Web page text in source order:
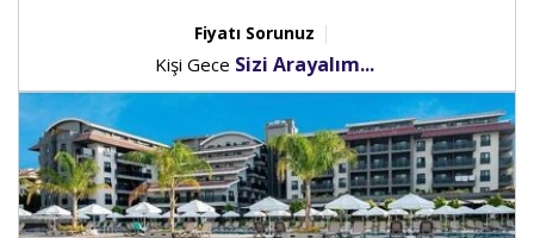
Fiyatı Sorunuz
Kişi Gece Sizi Arayalım...